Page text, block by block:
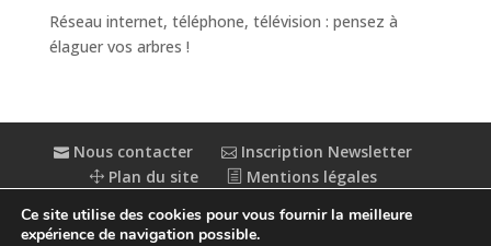
Réseau internet, téléphone, télévision : pensez à
élaguer vos arbres !
Nous contacter
Inscription Newsletter
Plan du site
Mentions légales
Accessibilité : partiellement conforme
Ce site utilise des cookies pour vous fournir la meilleure
expérience de navigation possible.